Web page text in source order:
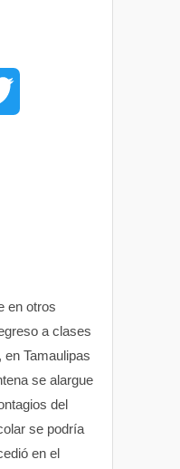
e
en otros
a clases
en Tamaulipas
se alargue
del
se podría
en el